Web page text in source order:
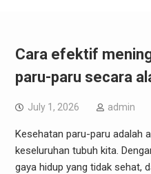
Cara efektif
paru-paru secara
July 1, 2026 admin
Kesehatan paru-paru adalah
keseluruhan tubuh kita.
gaya hidup yang tidak sehat,